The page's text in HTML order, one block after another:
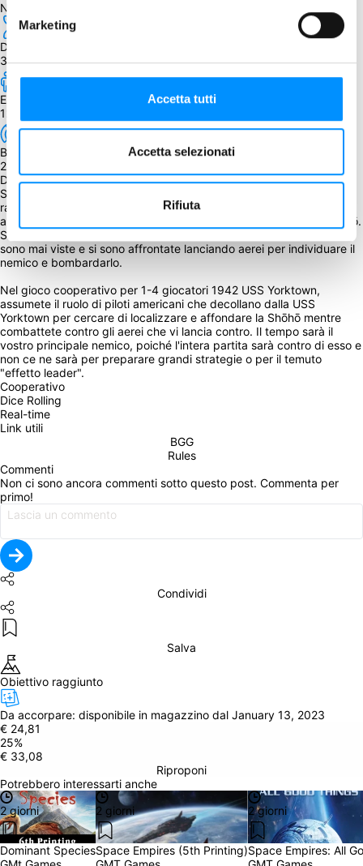
Marketing
Accetta tutti
Accetta selezionati
Rifiuta
Nessuna
Durata
30 - 45 min.
Età
12+
BGG Weight
2.36
Descrizione
Sul palcoscenico della battaglia del Pacifico, ci fu uno scontro che
rappresentò una pietra miliare nella storia, quello della portaerei
americana USS Yorktown contro la portaerei giapponese IJN Shōhō.
Si dice che sia stata la prima battaglia navale in cui le navi non si
sono mai viste e si sono affrontate lanciando aerei per individuare il
nemico e bombardarlo.
Nel gioco cooperativo per 1-4 giocatori 1942 USS Yorktown,
assumete il ruolo di piloti americani che decollano dalla USS
Yorktown per cercare di localizzare e affondare la Shōhō mentre
combattete contro gli aerei che vi lancia contro. Il tempo sarà il
vostro principale nemico, poiché l'intera partita sarà contro di esso e
non ce ne sarà per preparare grandi strategie o per il temuto
"effetto leader".
Cooperativo
Dice Rolling
Real-time
Link utili
BGG
Rules
Commenti
Non ci sono ancora commenti sotto questo post. Commenta per
primo!
Condividi
Salva
Obiettivo raggiunto
Da accorpare: disponibile in magazzino dal January 13, 2023
€ 24,81
25%
€ 33,08
Riproponi
Potrebbero interessarti anche
2 giorni
Dominant Species
2 giorni
Space Empires (5th Printing)
2 giorni
Space Empires: All